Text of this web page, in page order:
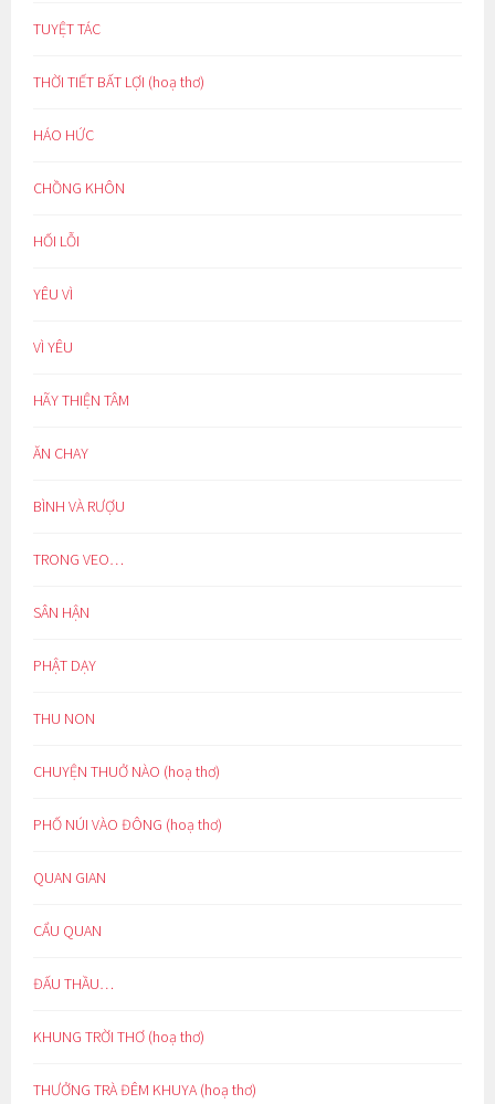
TUYỆT TÁC
THỜI TIẾT BẤT LỢI (hoạ thơ)
HÁO HỨC
CHỒNG KHÔN
HỐI LỖI
YÊU VÌ
VÌ YÊU
HÃY THIỆN TÂM
ĂN CHAY
BÌNH VÀ RƯỢU
TRONG VEO…
SÂN HẬN
PHẬT DẠY
THU NON
CHUYỆN THUỞ NÀO (hoạ thơ)
PHỐ NÚI VÀO ĐÔNG (hoạ thơ)
QUAN GIAN
CẨU QUAN
ĐẤU THẦU…
KHUNG TRỜI THƠ (hoạ thơ)
THƯỞNG TRÀ ĐÊM KHUYA (hoạ thơ)